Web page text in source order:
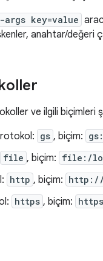
args key=value
anahtar/değeri
ve ilgili biçimleri
gs , biçim:
file , biçim: file:/
http , biçim:
https , biçim: